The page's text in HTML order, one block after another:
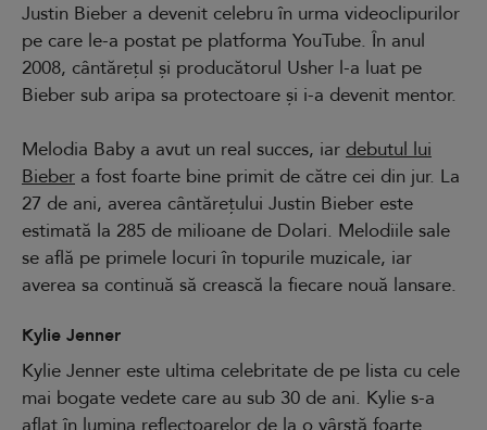
Justin Bieber a devenit celebru în urma videoclipurilor
pe care le-a postat pe platforma YouTube. În anul
2008, cântărețul și producătorul Usher l-a luat pe
Bieber sub aripa sa protectoare și i-a devenit mentor.
Melodia Baby a avut un real succes, iar debutul lui
Bieber a fost foarte bine primit de către cei din jur. La
27 de ani, averea cântărețului Justin Bieber este
estimată la 285 de milioane de Dolari. Melodiile sale
se află pe primele locuri în topurile muzicale, iar
averea sa continuă să crească la fiecare nouă lansare.
Kylie Jenner
Kylie Jenner este ultima celebritate de pe lista cu cele
mai bogate vedete care au sub 30 de ani. Kylie s-a